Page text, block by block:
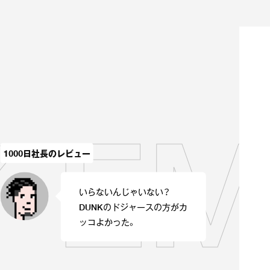
1000日社長のレビュー
いらないんじゃいない？
DUNKのドジャースの方がカ
ッコよかった。